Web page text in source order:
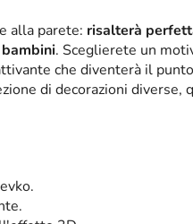
alla parete: risalterà
. Sceglierete un
che diventerà il
di decorazioni